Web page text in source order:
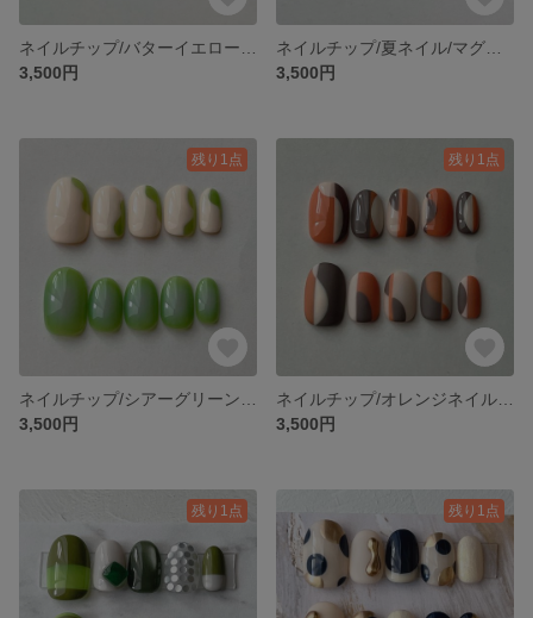
3,500円
3,500円
残り1点
3,500円
残り1点
3,500円
残り1点 残り1点